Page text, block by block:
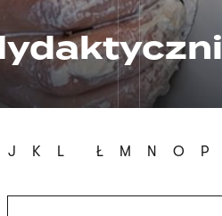
J K L Ł M N O P